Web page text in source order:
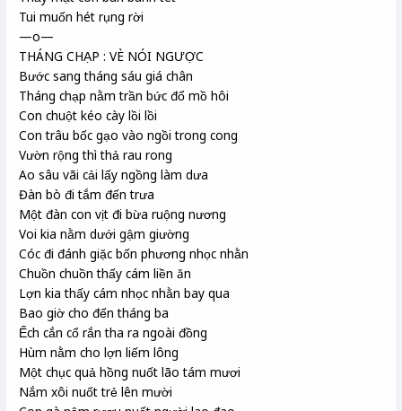
Tui muốn hét rụng rời
—o—
THÁNG CHẠP : VÈ NÓI NGƯỢC
Bước sang tháng sáu giá chân
Tháng chạp nằm trần bức đổ mồ hôi
Con chuột kéo cày lồi lồi
Con trâu bốc gạo vào ngồi trong cong
Vườn rộng thì thả rau rong
Ao sâu vãi cải lấy ngồng làm dưa
Đàn bò đi tắm đến trưa
Một đàn con vịt đi bừa ruộng nương
Voi kia nằm dưới gậm giường
Cóc đi đánh giặc bốn phương nhọc nhằn
Chuồn chuồn thấy cám liền ăn
Lợn kia thấy cám nhọc nhằn bay qua
Bao giờ cho đến tháng ba
Ếch cắn cổ rắn tha ra ngoài đồng
Hùm nằm cho lợn liếm lông
Một chục quả hồng nuốt lão tám mươi
Nắm xôi nuốt trẻ lên mười